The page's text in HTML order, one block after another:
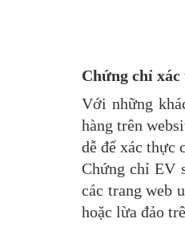
Chứng chỉ
Với những
hàng trên
dễ để xác thực
Chứng chỉ EV
các trang web
hoặc lừa đảo